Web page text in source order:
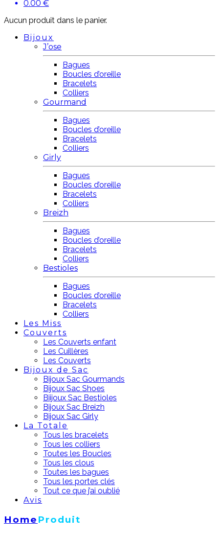
0.00 €
Aucun produit dans le panier.
Bijoux
J’ose
Bagues
Boucles d’oreille
Bracelets
Colliers
Gourmand
Bagues
Boucles d’oreille
Bracelets
Colliers
Girly
Bagues
Boucles d’oreille
Bracelets
Colliers
Breizh
Bagues
Boucles d’oreille
Bracelets
Colliers
Bestioles
Bagues
Boucles d’oreille
Bracelets
Colliers
Les Miss
Couverts
Les Couverts enfant
Les Cuillères
Les Couverts
Bijoux de Sac
Bijoux Sac Gourmands
Bijoux Sac Shoes
Biijoux Sac Bestioles
Bijoux Sac Breizh
Bijoux Sac Girly
La Totale
Tous les bracelets
Tous les colliers
Toutes les Boucles
Tous les clous
Toutes les bagues
Tous les portes clés
Tout ce que j’ai oublié
Avis
Home Produit